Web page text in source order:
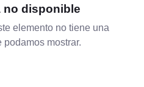
no disponible
elemento no tiene una
podamos mostrar.